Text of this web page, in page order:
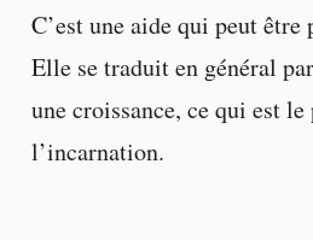
C’est une aide qui peut
Elle se traduit en général
une croissance, ce qui est
l’incarnation.